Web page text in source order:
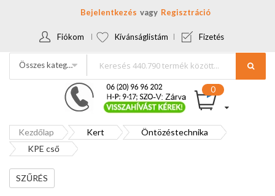
Bejelentkezés Regisztráció
Fiókom Kívánságlistám Fizetés
Összes kategória
Kezdőlap Kert
Öntözéstechnika
KPE cső
SZŰRÉS